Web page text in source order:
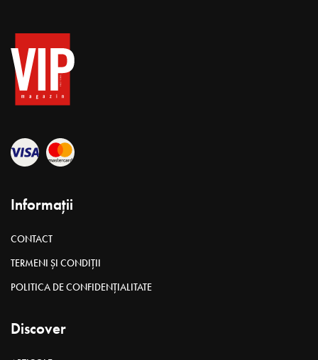
Informații
CONTACT
TERMENI ȘI CONDIȚII
POLITICA DE CONFIDENȚIALITATE
Discover